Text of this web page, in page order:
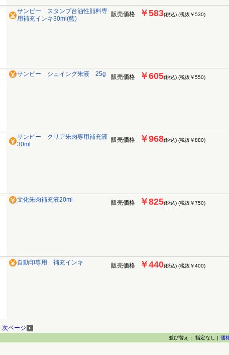
サンビー スタンプ台油性顔料専
用補充インキ30ml(藍)
販売価格 ￥583(税込) (税抜￥530)
サンビー シュイング朱液 25g 販売価格 ￥605(税込) (税抜￥550)
サンビー クリア朱肉専用補充液
30ml
販売価格 ￥968(税込) (税抜￥880)
文化朱肉補充液20ml 販売価格 ￥825(税込) (税抜￥750)
自動印専用 補充インキ 販売価格 ￥440(税込) (税抜￥400)
次ページ
並び替え： 指定なし | 価